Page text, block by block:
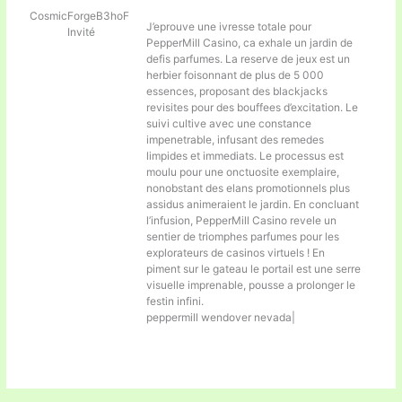
CosmicForgeB3hoF
Invité
J’eprouve une ivresse totale pour
PepperMill Casino, ca exhale un jardin de
defis parfumes. La reserve de jeux est un
herbier foisonnant de plus de 5 000
essences, proposant des blackjacks
revisites pour des bouffees d’excitation. Le
suivi cultive avec une constance
impenetrable, infusant des remedes
limpides et immediats. Le processus est
moulu pour une onctuosite exemplaire,
nonobstant des elans promotionnels plus
assidus animeraient le jardin. En concluant
l’infusion, PepperMill Casino revele un
sentier de triomphes parfumes pour les
explorateurs de casinos virtuels ! En
piment sur le gateau le portail est une serre
visuelle imprenable, pousse a prolonger le
festin infini.
peppermill wendover nevada|